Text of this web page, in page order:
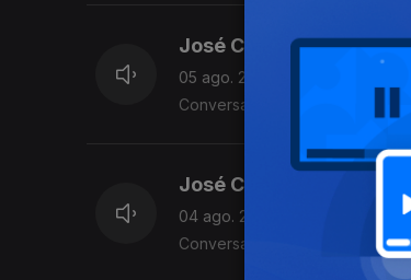
José Candeias - 1ª Hora
05 ago. 2026
Conversa com os ouvintes
José Candeias - 2ª Hora
04 ago. 2026
Conversa com os ouvintes